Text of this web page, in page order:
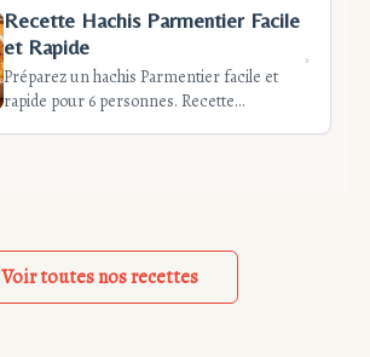
Recette Hachis Parmentier Facile
et Rapide
Préparez un hachis Parmentier facile et
rapide pour 6 personnes. Recette
Voir toutes nos recettes